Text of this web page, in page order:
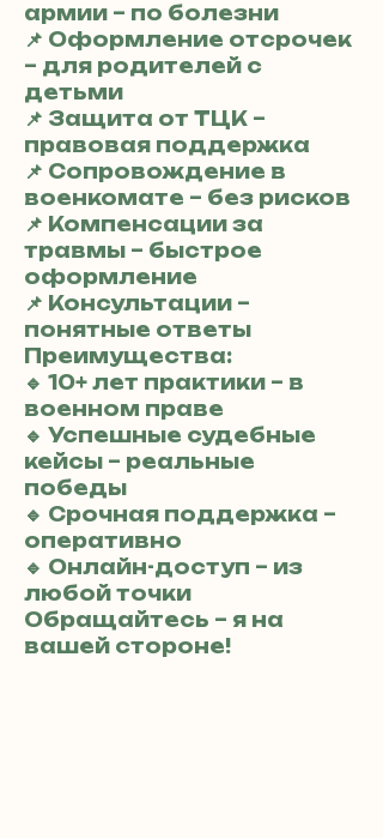
армии – по болезни
📌 Оформление отсрочек
– для родителей с
детьми
📌 Защита от ТЦК –
правовая поддержка
📌 Сопровождение в
военкомате – без рисков
📌 Компенсации за
травмы – быстрое
оформление
📌 Консультации –
понятные ответы
Преимущества:
🔹 10+ лет практики – в
военном праве
🔹 Успешные судебные
кейсы – реальные
победы
🔹 Срочная поддержка –
оперативно
🔹 Онлайн-доступ – из
любой точки
Обращайтесь – я на
вашей стороне!